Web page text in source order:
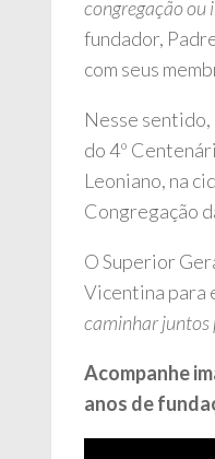
congregação ou
fundador,
com seus
Nesse
do 4º
Leoniano, na
Congregação
O Superior
Vicentina para
caminhar juntos
Acompanhe
anos de